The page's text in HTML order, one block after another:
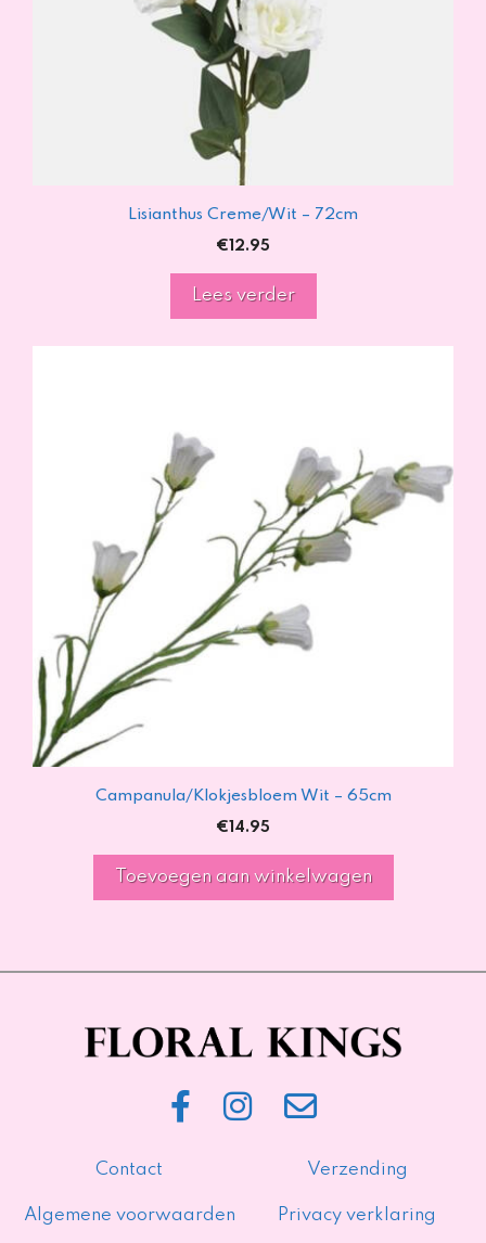
Lisianthus Creme/Wit – 72cm
€ 12.95
Lees verder
Campanula/Klokjesbloem Wit – 65cm
€ 14.95
Toevoegen aan winkelwagen
Contact Verzending
Algemene voorwaarden Privacy verklaring